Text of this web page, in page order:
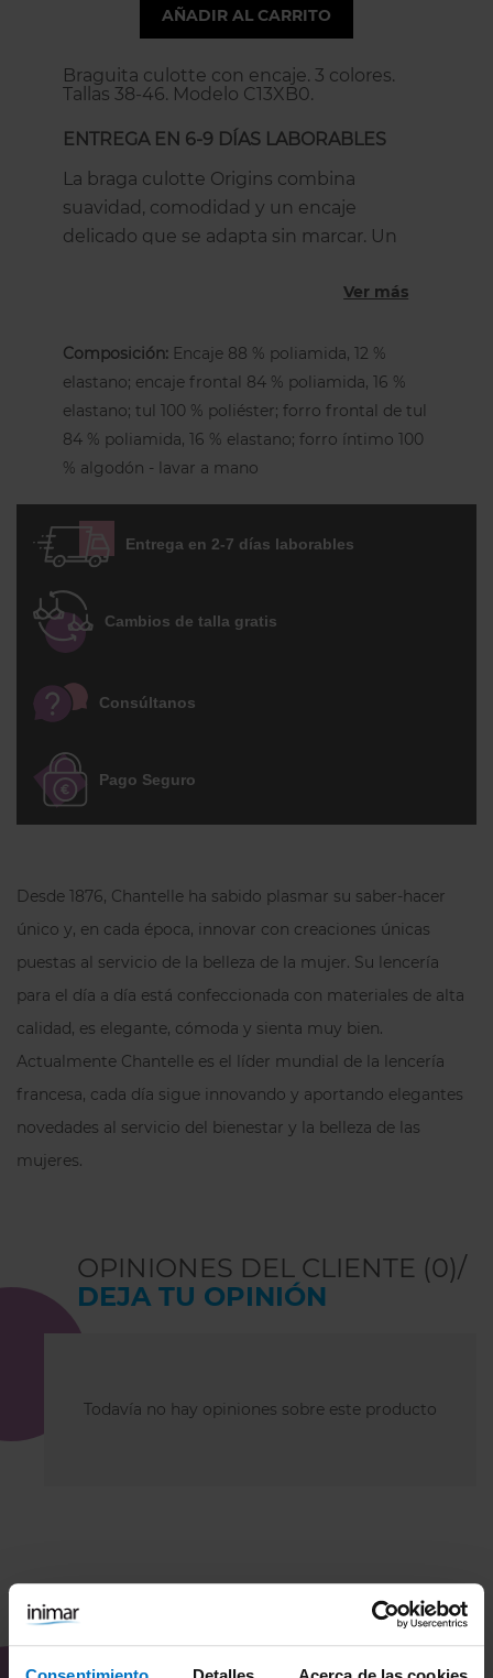
AÑADIR AL CARRITO
Braguita culotte con encaje. 3 colores.
Tallas 38-46. Modelo C13XB0.
ENTREGA EN 6-9 DÍAS LABORABLES
La braga culotte Origins combina
suavidad, comodidad y un encaje
delicado que se adapta sin marcar. Un
Cintura clásica
Semitransparente
Encaje floral con espiga
Ver más
Composición: Encaje 88 % poliamida, 12 %
elastano; encaje frontal 84 % poliamida, 16 %
elastano; tul 100 % poliéster; forro frontal de tul
84 % poliamida, 16 % elastano; forro íntimo 100
% algodón - lavar a mano
Entrega en 2-7 días laborables
Cambios de talla gratis
Consúltanos
Pago Seguro
Desde 1876, Chantelle ha sabido plasmar su saber-hacer
único y, en cada época, innovar con creaciones únicas
puestas al servicio de la belleza de la mujer. Su lencería
para el día a día está confeccionada con materiales de alta
calidad, es elegante, cómoda y sienta muy bien.
Actualmente Chantelle es el líder mundial de la lencería
francesa, cada día sigue innovando y aportando elegantes
novedades al servicio del bienestar y la belleza de las
mujeres.
OPINIONES DEL CLIENTE (0)/
DEJA TU OPINIÓN
Todavía no hay opiniones sobre este producto
COMBÍNALO CON